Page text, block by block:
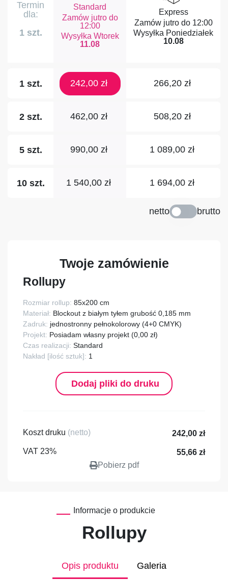
Termin
dla:
1 szt.
Standard
Wtorek
11.08
Zamów jutro do
12:00
Express
Poniedziałek
10.08
Zamów jutro do 12:00
1 szt. 242,00 zł 266,20 zł
2 szt. 462,00 zł 508,20 zł
5 szt. 990,00 zł 1 089,00 zł
10 szt. 1 540,00 zł 1 694,00 zł
netto brutto
Twoje zamówienie
Rollupy
Rozmiar rollup: 85x200 cm
Materiał: Blockout z białym tyłem grubość 0,185 mm
Zadruk: jednostronny pełnokolorowy (4+0 CMYK)
Projekt: Posiadam własny projekt (0,00 zł)
Czas realizacji: Standard
Nakład [ilość sztuk]: 1
Dodaj pliki do druku
Koszt druku (netto) 242,00 zł
VAT 23%
55,66 zł
Pobierz pdf
Informacje o produkcie
Rollupy
Opis produktu Galeria